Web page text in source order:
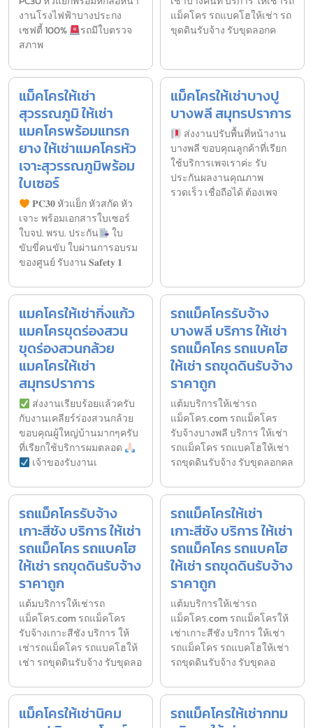
งานโรงไฟฟ้าบางประกง
เซฟตี้ 100%
รถมีใบตรวจ
สภาพ
แม็คโคร รถแบคโฮให้เช่า รถ
ขุดดินรับจ้าง รับขุดลอกค
แม็คโครให้เช่า
สุวรรณภูมิ ให้เช่า
แมคโครพร้อมแทรก
ยาง ให้เช่าแมคโครหัว
เจาะสุวรรณภูมิพร้อม
ใบเซอร์
𝐏𝐂𝟑𝟎 หัวแย็ก หัวสกัด หัว
เจาะ พร้อมเอกสารใบเซอร์
ใบจป. พรบ. ประกัน
ใบ
ขับขี่คนขับ ใบผ่านการอบรม
ของศูนย์ รับงาน 𝐒𝐚𝐟𝐞𝐭𝐲 𝟏
แม็คโครให้เช่าบางปู
บางพลี สมุทรปราการ
ส่งงานปรับพื้นที่หน้างาน
บางพลี ขอบคุณลูกค้าที่เรียก
ใช้บริการเพจเราค่ะ รับ
ประกันผลงานคุณภาพ
รวดเร็ว เชื่อถือได้ ต้องเพจ
แมคโครให้เช่ากิ่งแก้ว
แมคโครขุดร่องสวน
ขุดร่องสวนกล้วย
แมคโครให้เช่า
สมุทรปราการ
ส่งงานเรียบร้อยแล้วครับ
กับงานเคลียร์ร่องสวนกล้วย
ขอบคุณผู้ใหญ่บ้านมากๆครับ
ที่เรียกใช้บริการผมตลอด
เจ้าของรับงานเ
รถแม็คโครรับจ้าง
บางพลี บริการ ให้เช่า
รถแม็คโคร รถแบคโฮ
ให้เช่า รถขุดดินรับจ้าง
ราคาถูก
แต้มบริการให้เช่ารถ
แม็คโคร.com รถแม็คโคร
รับจ้างบางพลี บริการ ให้เช่า
รถแม็คโคร รถแบคโฮให้เช่า
รถขุดดินรับจ้าง รับขุดลอกคล
รถแม็คโครรับจ้าง
เกาะสีชัง บริการ ให้เช่า
รถแม็คโคร รถแบคโฮ
ให้เช่า รถขุดดินรับจ้าง
ราคาถูก
แต้มบริการให้เช่ารถ
แม็คโคร.com รถแม็คโคร
รับจ้างเกาะสีชัง บริการ ให้
เช่ารถแม็คโคร รถแบคโฮให้
เช่า รถขุดดินรับจ้าง รับขุดลอ
รถแม็คโครให้เช่า
เกาะสีชัง บริการ ให้เช่า
รถแม็คโคร รถแบคโฮ
ให้เช่า รถขุดดินรับจ้าง
ราคาถูก
แต้มบริการให้เช่ารถ
แม็คโคร.com รถแม็คโครให้
เช่าเกาะสีชัง บริการ ให้เช่า
รถแม็คโคร รถแบคโฮให้เช่า
รถขุดดินรับจ้าง รับขุดลอ
แม็คโครให้เช่านิคม
รถแม็คโครให้เช่ากทม